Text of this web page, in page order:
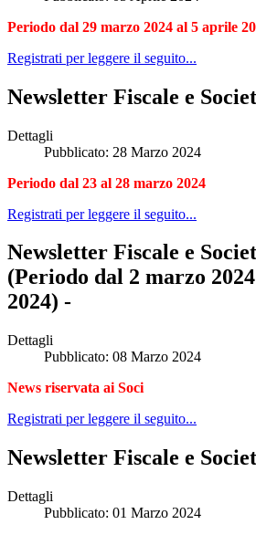
Periodo dal 29 marzo 2024 al 5 aprile
Registrati per leggere il seguito...
Newsletter Fiscale e
Dettagli
Pubblicato: 28 Marzo 2024
Periodo dal 23 al 28 marzo 2024
Registrati per leggere il seguito...
Newsletter Fiscale e
(Periodo dal 2 marzo
2024) -
Dettagli
Pubblicato: 08 Marzo 2024
News riservata ai Soci
Registrati per leggere il seguito...
Newsletter Fiscale e
Dettagli
Pubblicato: 01 Marzo 2024